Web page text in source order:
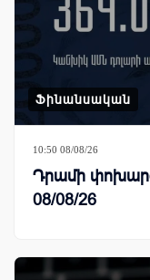
Ֆինանսական
10:50 08/08/26
Դրամի
08/08/26